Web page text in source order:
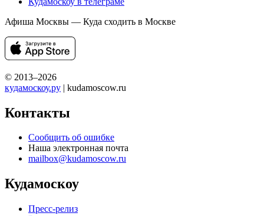
Афиша Москвы — Куда сходить в Москве
© 2013–2026
кудамоскоу.ру | kudamoscow.ru
Контакты
Сообщить об ошибке
Наша электронная почта
mailbox@kudamoscow.ru
Кудамоскоу
Пресс-релиз